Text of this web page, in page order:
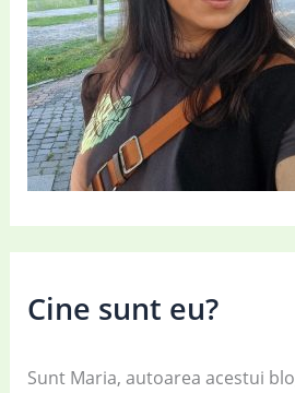
Cine sunt eu?
Sunt Maria, autoarea acestui